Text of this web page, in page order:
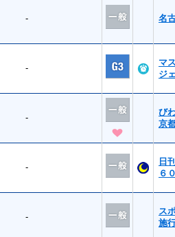
- 名
-
マ
ジ
-
び
京
-
日
６
-
ス
施